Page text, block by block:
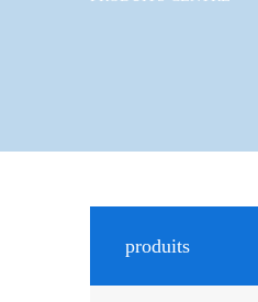
produits